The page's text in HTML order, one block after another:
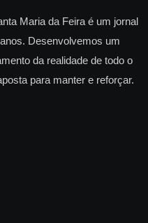
Maria da Feira é um jornal
Desenvolvemos um
da realidade de todo o
para manter e reforçar.